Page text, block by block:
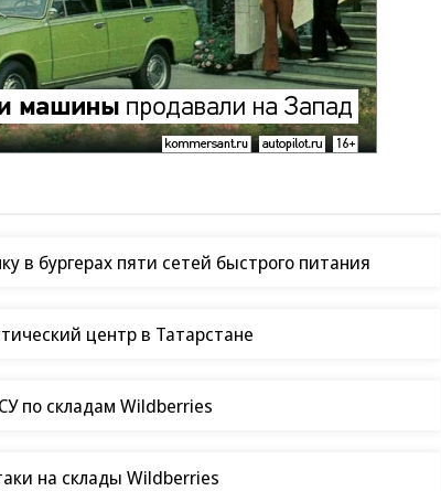
в бургерах пяти сетей быстрого питания
центр в Татарстане
по складам Wildberries
на склады Wildberries